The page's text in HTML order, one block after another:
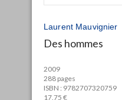
Laurent Mauvignier
Des hommes
2009
288 pages
ISBN : 9782707320759
17.75 €